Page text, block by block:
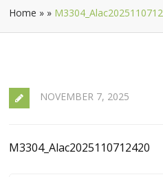
Home » »
NOVEMBER 7, 2025
M3304_Alac2025110712420